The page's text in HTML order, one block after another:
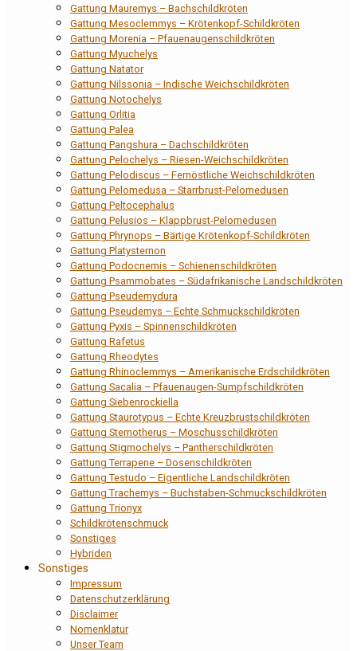
Gattung Mauremys – Bachschildkröten
Gattung Mesoclemmys – Krötenkopf-Schildkröten
Gattung Morenia – Pfauenaugenschildkröten
Gattung Myuchelys
Gattung Natator
Gattung Nilssonia – Indische Weichschildkröten
Gattung Notochelys
Gattung Orlitia
Gattung Palea
Gattung Pangshura – Dachschildkröten
Gattung Pelochelys – Riesen-Weichschildkröten
Gattung Pelodiscus – Fernöstliche Weichschildkröten
Gattung Pelomedusa – Starrbrust-Pelomedusen
Gattung Peltocephalus
Gattung Pelusios – Klappbrust-Pelomedusen
Gattung Phrynops – Bärtige Krötenkopf-Schildkröten
Gattung Platysternon
Gattung Podocnemis – Schienenschildkröten
Gattung Psammobates – Südafrikanische Landschildkröten
Gattung Pseudemydura
Gattung Pseudemys – Echte Schmuckschildkröten
Gattung Pyxis – Spinnenschildkröten
Gattung Rafetus
Gattung Rheodytes
Gattung Rhinoclemmys – Amerikanische Erdschildkröten
Gattung Sacalia – Pfauenaugen-Sumpfschildkröten
Gattung Siebenrockiella
Gattung Staurotypus – Echte Kreuzbrustschildkröten
Gattung Sternotherus – Moschusschildkröten
Gattung Stigmochelys – Pantherschildkröten
Gattung Terrapene – Dosenschildkröten
Gattung Testudo – Eigentliche Landschildkröten
Gattung Trachemys – Buchstaben-Schmuckschildkröten
Gattung Trionyx
Schildkrötenschmuck
Sonstiges
Hybriden
Sonstiges
Impressum
Datenschutzerklärung
Disclaimer
Nomenklatur
Unser Team